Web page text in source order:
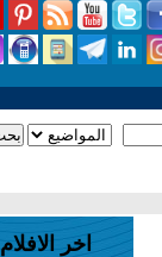
اخر الافلام